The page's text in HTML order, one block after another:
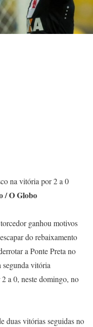
na vitória por 2 a 0
/ O Globo
ganhou motivos
do rebaixamento
a Ponte Preta no
segunda vitória
a 0, neste domingo, no
duas vitórias seguidas no